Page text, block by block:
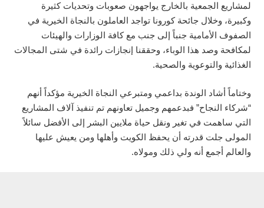
لمشاريع الجمعية بالخارج يواجهون صعوبات وتحديات كثيرة
وكبيرة، وخلال جائحة كورونا تواجد العاملون بالنجاة الخيرية في
الصفوف الأمامية جنباً إلى جنب مع كافة الوزارات والهيئات
لمكافحة وصد هذا الوباء، وحققنا إنجازات رائدة في شتى المجالات
الغذائية والتوعوية والصحية.
وختاماً أشاد الوندة بداعمي ومتبرعي النجاة الخيرية مؤكداً أنهم
“شركاء النجاح” فبدعمهم وجميل تعاونهم تم تنفيذ آلاف المشاريع
التي ساهمت في تغير ونقل حياة ملايين البشر إلى الأفضل سائلاً
المولى جلت قدرته أن يحفظ الكويت وأهلها ومن يعيش عليها
والعالم أجمع أنه ولي ذلك ومولاه.